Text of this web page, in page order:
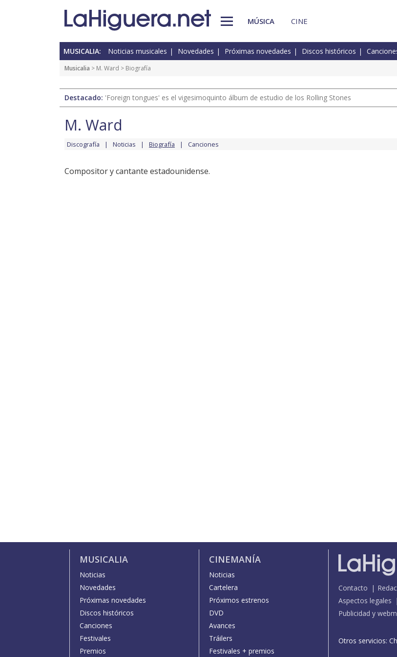
MÚSICA CINE
MUSICALIA: Noticias musicales Novedades Próximas novedades Discos históricos
Musicalia > M. Ward > Biografía
Destacado: 'Foreign tongues' es el vigesimoquinto álbum de estudio de los Rolling Stones
M. Ward
Discografía Noticias Biografía Canciones
Compositor y cantante estadounidense.
MUSICALIA
Noticias
Novedades
Próximas novedades
Discos históricos
Canciones
Festivales
Premios
CINEMANÍA
Noticias
Cartelera
Próximos estrenos
DVD
Avances
Tráilers
Festivales + premios
Contacto
Aspectos legales
Publicidad y
Otros servicios: